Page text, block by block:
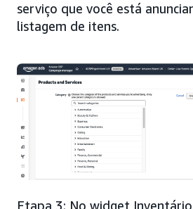
serviço que você está
listagem de itens.
Etapa 3: No widget